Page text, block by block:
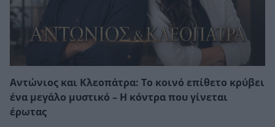
Αντώνιος και Κλεοπάτρα: Το κοινό επίθετο κρύβει
ένα μεγάλο μυστικό – Η κόντρα που γίνεται
έρωτας